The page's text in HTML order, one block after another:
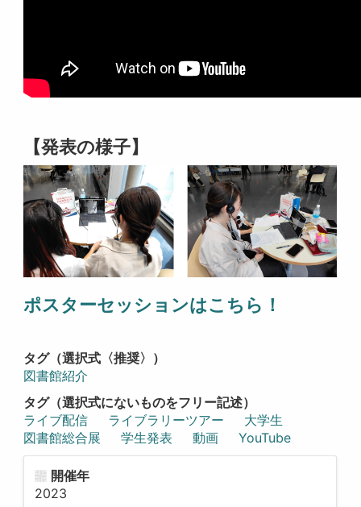
【発表の様子】
ポスターセッションはこちら ！
タグ（選択式〈推奨〉）
図書館紹介
タグ（選択式にないものをフリー記述）
ライブ配信
ライブラリーツアー
大学生
図書館総合展
学生発表 動画 YouTube
開催年
2023